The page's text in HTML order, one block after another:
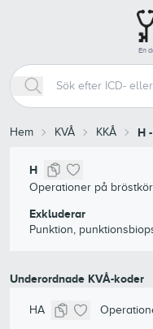
En
Hem KVÅ KKÅ H -
H
Operationer på
Exkluderar
Punktion,
Underordnade KVÅ-koder
HA